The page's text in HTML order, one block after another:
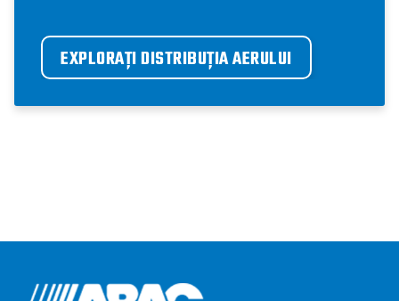
EXPLORAȚI DISTRIBUȚIA AERULUI